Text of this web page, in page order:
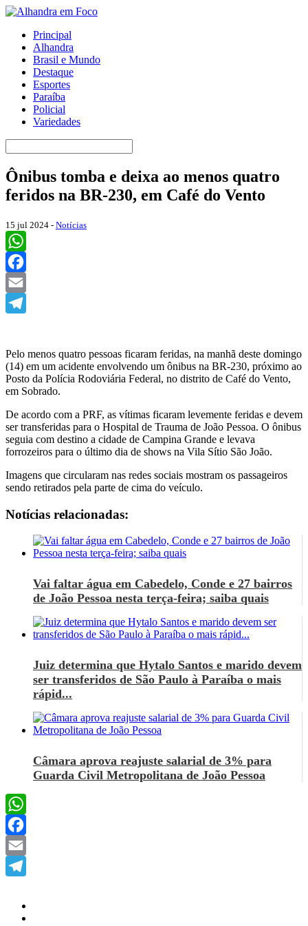
Principal
Alhandra
Brasil e Mundo
Destaque
Esportes
Paraíba
Policial
Variedades
Ônibus tomba e deixa ao menos quatro
feridos na BR-230, em Café do Vento
15 jul 2024 - Notícias
WhatsApp
Facebook
Email
Pelo menos quatro pessoas ficaram feridas, na manhã deste domingo
(14) em um acidente envolvendo um ônibus na BR-230, próximo ao
Posto da Polícia Rodoviária Federal, no distrito de Café do Vento,
em Sobrado.
De acordo com a PRF, as vítimas ficaram levemente feridas e devem
ser transferidas para o Hospital de Trauma de João Pessoa. O ônibus
seguia com destino a cidade de Campina Grande e levava
forrozeiros para o último dia de shows na Vila Sítio São João.
Imagens que circularam nas redes sociais mostram os passageiros
sendo retirados pela parte de cima do veículo.
Notícias relacionadas:
Vai faltar água em Cabedelo, Conde e 27 bairros
de João Pessoa nesta terça-feira; saiba quais
Juiz determina que Hytalo Santos e marido devem
ser transferidos de São Paulo à Paraíba o mais
rápid...
Câmara aprova reajuste salarial de 3% para
Guarda Civil Metropolitana de João Pessoa
WhatsApp
Facebook
Email